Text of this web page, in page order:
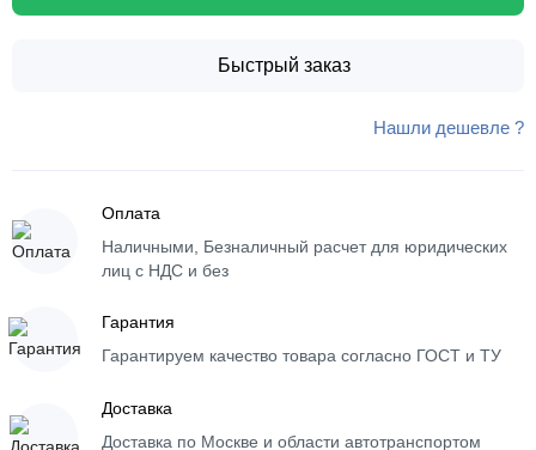
Быстрый заказ
Нашли дешевле ?
Оплата
Наличными, Безналичный расчет для юридических
лиц с НДС и без
Гарантия
Гарантируем качество товара согласно ГОСТ и ТУ
Доставка
Доставка по Москве и области автотранспортом